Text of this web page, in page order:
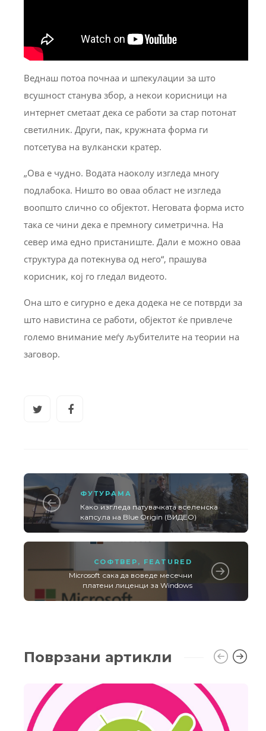
Веднаш потоа почнаа и шпекулации за што
всушност станува збор, а некои корисници на
интернет сметаат дека се работи за стар потонат
светилник. Други, пак, кружната форма ги
потсетува на вулкански кратер.
„Ова е чудно. Водата наоколу изгледа многу
подлабока. Ништо во оваа област не изгледа
воопшто слично со објектот. Неговата форма исто
така се чини дека е премногу симетрична. На
север има едно пристаниште. Дали е можно оваа
структура да потекнува од него“, прашува
корисник, кој го гледал видеото.
Она што е сигурно е дека додека не се потврди за
што навистина се работи, објектот ќе привлече
големо внимание меѓу љубителите на теории на
заговор.
ФУТУРАМА
Како изгледа патувачката вселенска
капсула на Blue Origin (ВИДЕО)
СОФТВЕР , FEATURED
Microsoft сака да воведе месечни
платени лиценци за Windows
Поврзани артикли